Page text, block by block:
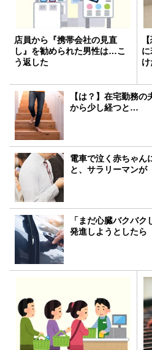
店員から『携帯会社の見直
し』を勧められた男性は…こ
う返した
【は？】在宅勤務
から少し経つと…
電車で泣く赤ちゃん
と、サラリーマンが
「まだ心臓バクバ
発進しようとしたら